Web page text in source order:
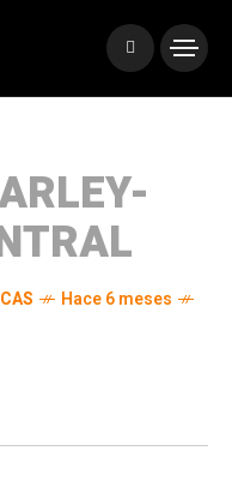
Hace 6 meses